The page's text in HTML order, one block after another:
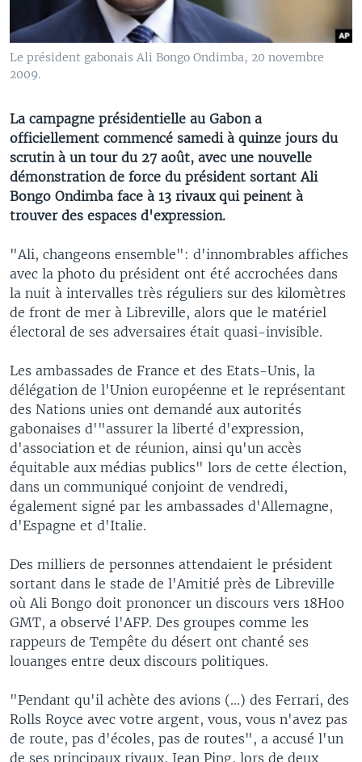
Le président gabonais Ali Bongo Ondimba, 20 novembre
2009.
La campagne présidentielle au Gabon a
officiellement commencé samedi à quinze jours du
scrutin à un tour du 27 août, avec une nouvelle
démonstration de force du président sortant Ali
Bongo Ondimba face à 13 rivaux qui peinent à
trouver des espaces d'expression.
"Ali, changeons ensemble": d'innombrables affiches
avec la photo du président ont été accrochées dans
la nuit à intervalles très réguliers sur des kilomètres
de front de mer à Libreville, alors que le matériel
électoral de ses adversaires était quasi-invisible.
Les ambassades de France et des Etats-Unis, la
délégation de l'Union européenne et le représentant
des Nations unies ont demandé aux autorités
gabonaises d'"assurer la liberté d'expression,
d'association et de réunion, ainsi qu'un accès
équitable aux médias publics" lors de cette élection,
dans un communiqué conjoint de vendredi,
également signé par les ambassades d'Allemagne,
d'Espagne et d'Italie.
Des milliers de personnes attendaient le président
sortant dans le stade de l'Amitié près de Libreville
où Ali Bongo doit prononcer un discours vers 18H00
GMT, a observé l'AFP. Des groupes comme les
rappeurs de Tempête du désert ont chanté ses
louanges entre deux discours politiques.
"Pendant qu'il achète des avions (...) des Ferrari, des
Rolls Royce avec votre argent, vous, vous n'avez pas
de route, pas d'écoles, pas de routes", a accusé l'un
de ses principaux rivaux, Jean Ping, lors de deux